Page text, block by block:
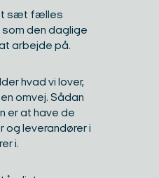
sæt fælles
den daglige
arbejde på.
hvad vi lover,
omvej. Sådan
er at have de
og leverandører i
i.